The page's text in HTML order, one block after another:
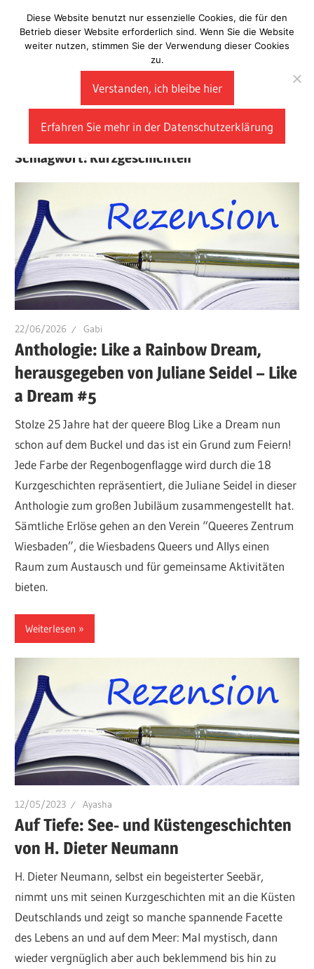
Inhalt
springen
Laberladen
Schlagwort: Kurzgeschichten
22/06/2026 Gabi
Anthologie: Like a Rainbow Dream,
herausgegeben von Juliane Seidel – Like
a Dream #5
Stolze 25 Jahre hat der queere Blog Like a Dream nun
schon auf dem Buckel und das ist ein Grund zum Feiern!
Jede Farbe der Regenbogenflagge wird durch die 18
Kurzgeschichten repräsentiert, die Juliane Seidel in dieser
Anthologie zum großen Jubiläum zusammengestellt hat.
Sämtliche Erlöse gehen an den Verein “Queeres Zentrum
Wiesbaden”, die Wiesbadens Queers und Allys einen
Raum zum Austausch und für gemeinsame Aktivitäten
bieten.
Weiterlesen
12/05/2023 Ayasha
Auf Tiefe: See- und Küstengeschichten
von H. Dieter Neumann
H. Dieter Neumann, selbst ein begeisterter Seebär,
nimmt uns mit seinen Kurzgeschichten mit an die Küsten
Deutschlands und zeigt so manche spannende Facette
des Lebens an und auf dem Meer: Mal mystisch, dann
wieder vergnüglich aber auch beklemmend bis hin zu
Diese Website benutzt nur essenzielle Cookies, die für den
Betrieb dieser Website erforderlich sind. Wenn Sie die Website
weiter nutzen, stimmen Sie der Verwendung dieser Cookies
zu.
Verstanden, ich bleibe hier
Erfahren Sie mehr in der Datenschutzerklärung